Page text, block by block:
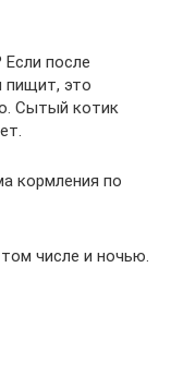
Если после
пищит, это
Сытый котик
кормления по
числе и ночью.